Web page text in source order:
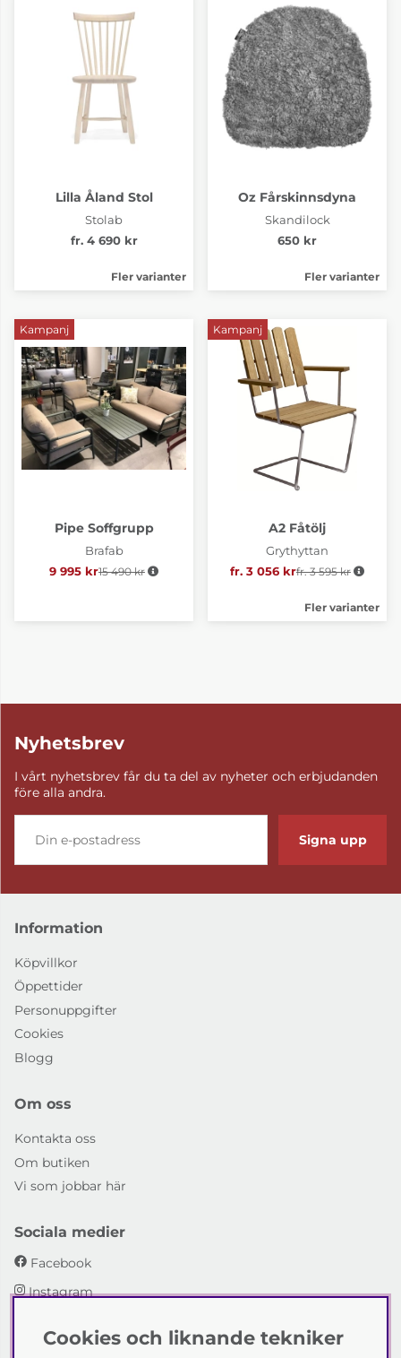
Lilla Åland Stol
Stolab
fr. 4 690 kr
Fler varianter
Oz Fårskinnsdyna
Skandilock
650 kr
Fler varianter
Kampanj
Pipe Soffgrupp
Brafab
9 995 kr Ordinarie pris:
15 490 kr
Kampanj
A2 Fåtölj
Grythyttan
fr. 3 056 krOrdinarie pris:
fr. 3 595 kr
Fler varianter
Nyhetsbrev
I vårt nyhetsbrev får du ta del av nyheter och erbjudanden
före alla andra.
Signa upp
Information
Köpvillkor
Öppettider
Personuppgifter
Cookies
Blogg
Om oss
Kontakta oss
Om butiken
Vi som jobbar här
Sociala medier
Facebook
Instagram
Emmaboda Möbler AB
Cookies och liknande tekniker